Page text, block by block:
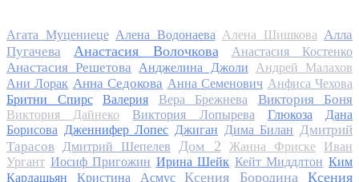
Агата Муцениеце Алена Водонаева Алена Шишкова Алла
Пугачева
Анастасия Волочкова Анастасия Костенко
Анастасия Решетова Анджелина Джоли
Андрей Малахов
Ани Лорак Анна Седокова Анна Семенович Анфиса Чехова
Бритни Спирс
Валерия Вера Брежнева Виктория Боня
Виктория Дайнеко Виктория Лопырева Глюкоза
Дана
Борисова Дженнифер Лопес Джиган Дима Билан
Дмитрий
Тарасов
Дмитрий Шепелев Дом 2 Жанна Фриске
Иван
Ургант Иосиф Пригожин Ирина Шейк Кейт Миддлтон Ким
Кардашьян
Кристина Асмус Ксения Бородина
Ксения